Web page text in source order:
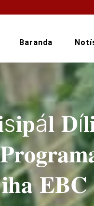
Baranda